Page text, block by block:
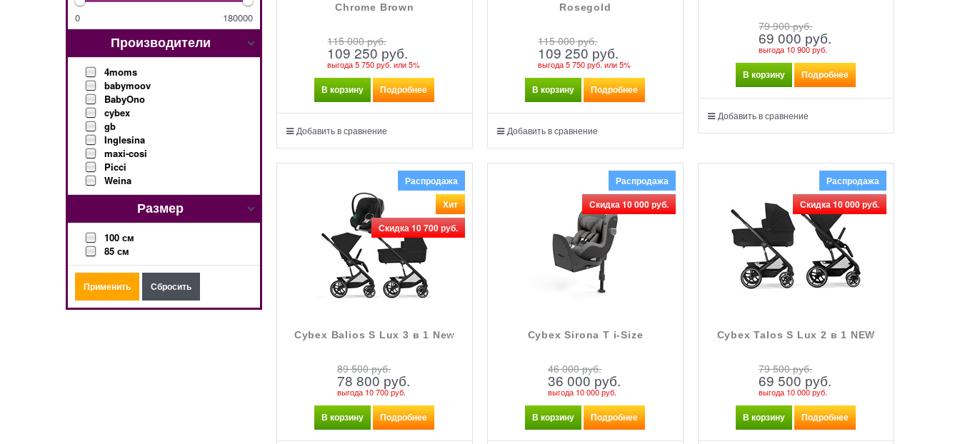
0 180000
Производители
4moms
babymoov
BabyOno
cybex
gb
Inglesina
maxi-cosi
Picci
Weina
Размер
100 см
85 см
Chrome Brown
115 000 руб.
109 250 руб.
выгода5 750 руб.или5%
В корзину Подробнее
Добавить в сравнение
Rosegold
115 000 руб.
109 250 руб.
выгода5 750 руб.или5%
В корзину Подробнее
Добавить в сравнение
79 900 руб.
69 000 руб.
выгода 10 900 руб.
В корзину Подробнее
Добавить в сравнение
Cybex Balios S Lux 3 в 1 New
Распродажа
Хит
Скидка 10 700 руб.
89 500 руб.
78 800 руб.
выгода 10 700 руб.
В корзину Подробнее
Cybex Sirona T i-Size
Распродажа
Скидка 10 000 руб.
46 000 руб.
36 000 руб.
выгода 10 000 руб.
В корзину Подробнее
Cybex Talos S Lux 2 в 1 NEW
Распродажа
Скидка 10 000 руб.
79 500 руб.
69 500 руб.
выгода 10 000 руб.
В корзину Подробнее